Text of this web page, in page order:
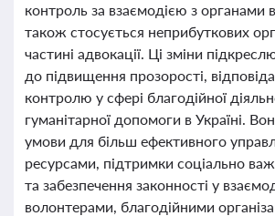
контроль за взаємодією з органами
також стосується неприбуткових
частині адвокації. Ці зміни
до підвищення прозорості,
контролю у сфері благодійної
гуманітарної допомоги в Україні.
умови для більш ефективного
ресурсами, підтримки соціально
та забезпечення законності у
волонтерами, благодійними